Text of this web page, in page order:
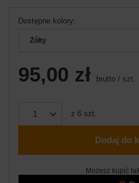
Dostępne kolory
Żółty
95,00 zł brutto / szt.
z 6 szt.
Dodaj do
Możesz kupić